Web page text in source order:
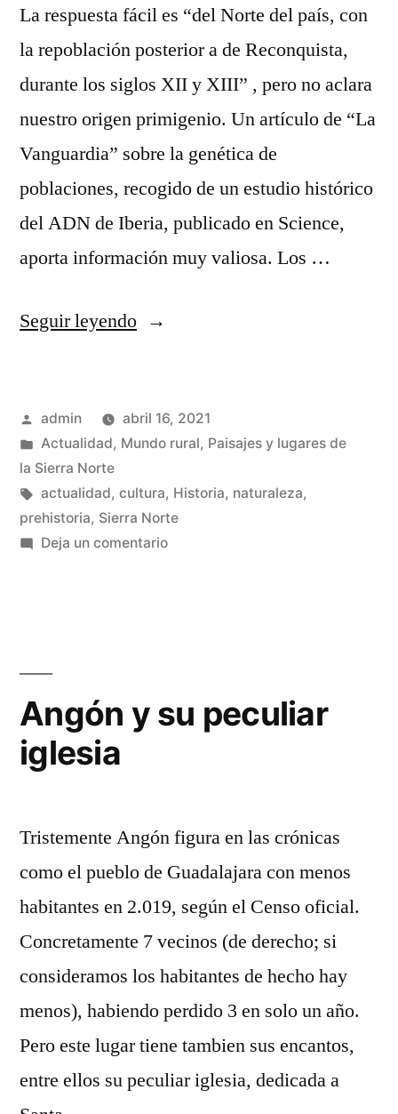
La respuesta fácil es “del Norte del país, con
la repoblación posterior a de Reconquista,
durante los siglos XII y XIII” , pero no aclara
nuestro origen primigenio. Un artículo de “La
Vanguardia” sobre la genética de
poblaciones, recogido de un estudio histórico
del ADN de Iberia, publicado en Science,
aporta información muy valiosa. Los …
Seguir leyendo«¿De
los
serranos?»
Publicado
por
admin
abril 16, 2021
Publicado
en
Actualidad, Mundo rural, Paisajes y lugares de
la Sierra Norte
Etiquetas:
actualidad, cultura, Historia, naturaleza,
prehistoria, Sierra Norte
Deja un comentarioen
Angón y su peculiar
iglesia
Tristemente Angón figura en las crónicas
como el pueblo de Guadalajara con menos
habitantes en 2.019, según el Censo oficial.
Concretamente 7 vecinos (de derecho; si
consideramos los habitantes de hecho hay
menos), habiendo perdido 3 en solo un año.
Pero este lugar tiene tambien sus encantos,
entre ellos su peculiar iglesia, dedicada a